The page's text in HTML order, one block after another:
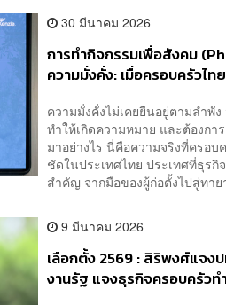
30 มีนาคม 2026
การทำกิจกรรมเพื่อสังคม
ความมั่งคั่ง: เมื่อครอบครัวไ
ความมั่งคั่งไม่เคยยืนอยู่ตามลำพั
ทำให้เกิดความหมาย และต้องกา
มาอย่างไร นี่คือความจริงที่ครอ
ชัดในประเทศไทย ประเทศที่ธุร
สำคัญ จากมือของผู้ก่อตั้งไปสู่ทาย
9 มีนาคม 2026
เลือกตั้ง 2569 : สิริพงศ์แจง
งานรัฐ แจงธุรกิจครอบครัว